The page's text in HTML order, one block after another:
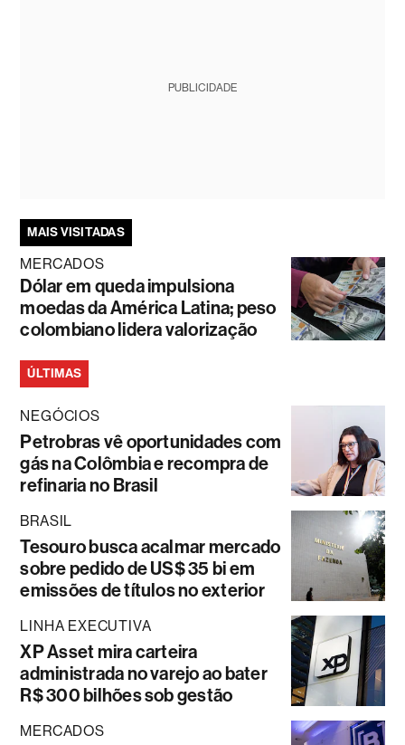
PUBLICIDADE
MAIS VISITADAS
MERCADOS
Dólar em queda impulsiona
moedas da América Latina; peso
colombiano lidera valorização
ÚLTIMAS
NEGÓCIOS
Petrobras vê oportunidades com
gás na Colômbia e recompra de
refinaria no Brasil
BRASIL
Tesouro busca acalmar mercado
sobre pedido de US$ 35 bi em
emissões de títulos no exterior
LINHA EXECUTIVA
XP Asset mira carteira
administrada no varejo ao bater
R$ 300 bilhões sob gestão
MERCADOS